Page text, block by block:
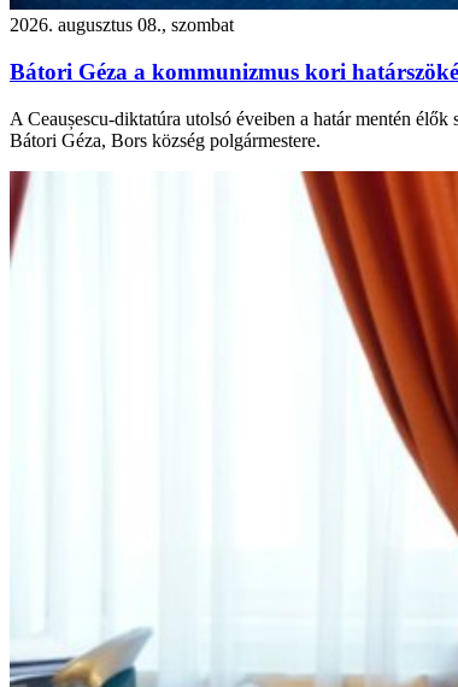
2026. augusztus 08., szombat
Bátori Géza a kommunizmus kori
A Ceaușescu-diktatúra utolsó éveiben a határ mentén
Bátori Géza, Bors község polgármestere.